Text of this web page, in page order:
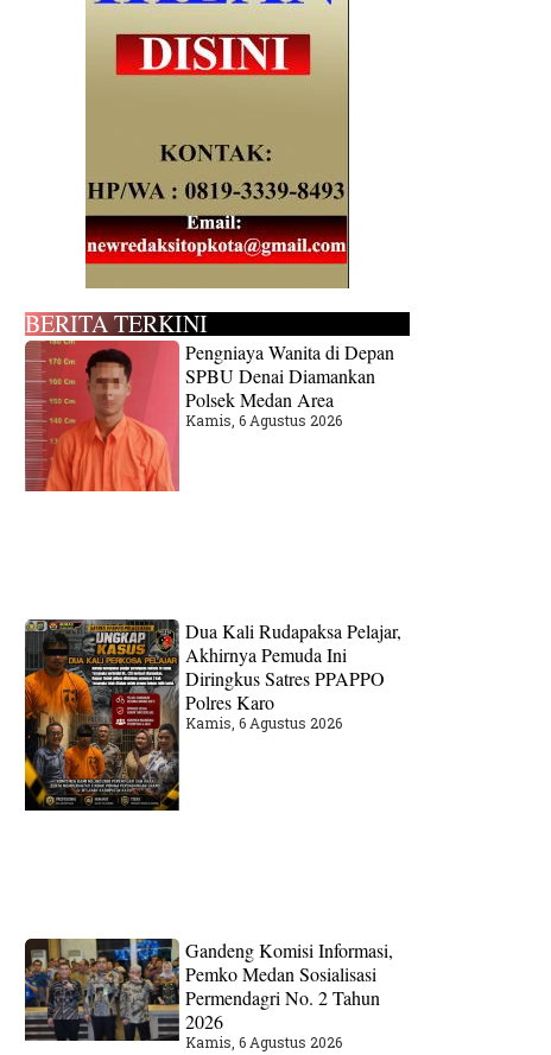
BERITA TERKINI
Pengniaya Wanita di Depan
SPBU Denai Diamankan
Polsek Medan Area
Kamis, 6 Agustus 2026
Dua Kali Rudapaksa Pelajar,
Akhirnya Pemuda Ini
Diringkus Satres PPAPPO
Polres Karo
Kamis, 6 Agustus 2026
Gandeng Komisi Informasi,
Pemko Medan Sosialisasi
Permendagri No. 2 Tahun
2026
Kamis, 6 Agustus 2026